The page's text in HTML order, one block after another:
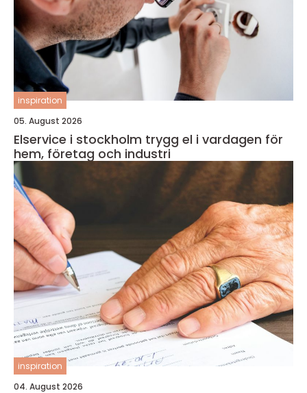
inspiration
05. August 2026
Elservice i stockholm trygg el i vardagen för
hem, företag och industri
inspiration
04. August 2026